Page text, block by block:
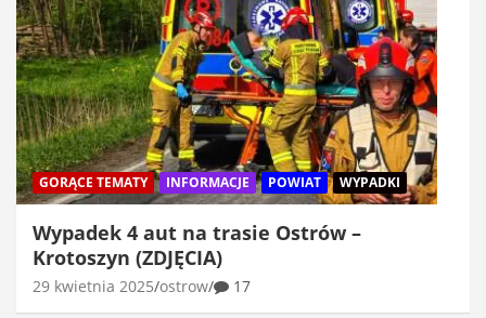
GORĄCE TEMATY INFORMACJE POWIAT WYPADKI
Wypadek 4 aut na trasie Ostrów –
Krotoszyn (ZDJĘCIA)
29 kwietnia 2025 ostrow 17